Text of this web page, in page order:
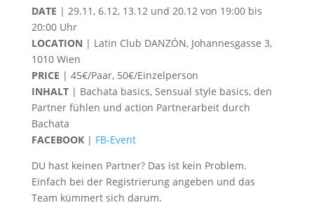
DATE | 29.11, 6.12, 13.12 und 20.12 von 19:00 bis
20:00 Uhr
LOCATION | Latin Club DANZÓN, Johannesgasse 3,
1010 Wien
PRICE | 45€/Paar, 50€/Einzelperson
INHALT| Bachata basics, Sensual style basics, den
Partner fühlen und action Partnerarbeit durch
Bachata
FACEBOOK| FB-Event
DU hast keinen Partner? Das ist kein Problem.
Einfach bei der Registrierung angeben und das
Team kümmert sich darum.